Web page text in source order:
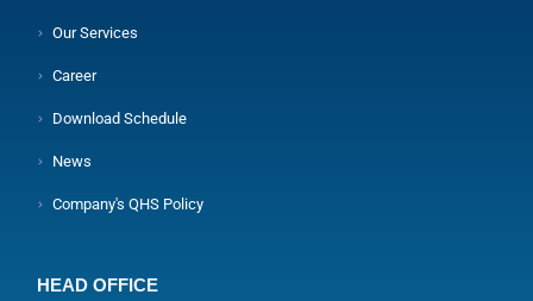
Our Services
Career
Download Schedule
News
Company's QHS Policy
HEAD OFFICE